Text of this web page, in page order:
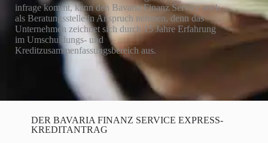
infrage kommt, kann den Bavaria Finanz Service auch
als Beratungsstelle in Anspruch nehmen, denn das
Unternehmen zeichnet sich durch 15 Jahre Erfahrung
im Umschuldungs- und
Kreditzusammenfassungsbereich aus.
DER BAVARIA FINANZ SERVICE EXPRESS-
KREDITANTRAG